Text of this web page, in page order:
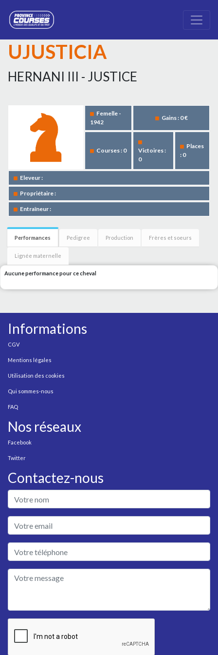
UJUSTICIA
HERNANI III - JUSTICE
Femelle -
1942
Gains : 0 €
Courses : 0
Victoires :
0
Places
: 0
Eleveur :
Propriétaire :
Entraîneur :
Performances Pedigree Production Frères et soeurs
Lignée maternelle
Aucune performance pour ce cheval
Informations
CGV
Mentions légales
Utilisation des cookies
Qui sommes-nous
FAQ
Nos réseaux
Facebook
Twitter
Contactez-nous